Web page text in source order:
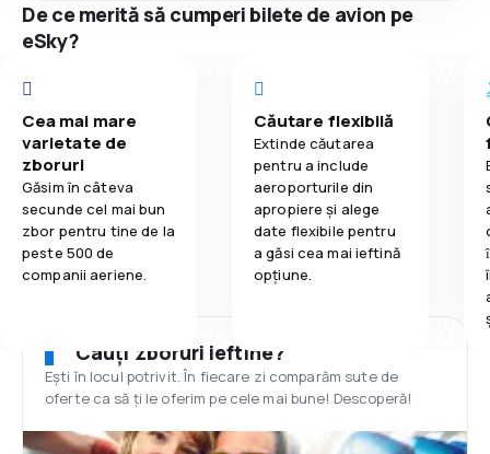
De ce merită să cumperi bilete de avion pe
eSky?
Cea mai mare
varietate de
zboruri
Găsim în câteva
secunde cel mai bun
zbor pentru tine de la
peste 500 de
companii aeriene.
Căutare flexibilă
Extinde căutarea
pentru a include
aeroporturile din
apropiere și alege
date flexibile pentru
a găsi cea mai ieftină
opțiune.
Cauți zboruri ieftine?
Ești în locul potrivit. În fiecare zi comparăm sute de
oferte ca să ți le oferim pe cele mai bune! Descoperă!